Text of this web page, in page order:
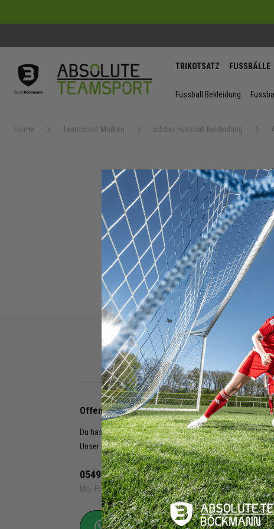
TRIKOTSATZ FUSSBÄLLE
Fussball Bekleidung
Home Teamsport Marken adidas Fussball Bekleidung
Wir können keine
Rechnung Kreditkarte
Offenes Ohr & Beratung
Du hast Fragen zu eurer Ausstattung?
Unser Kundenservice hilft dir gerne weiter:
05494 9888 0
Mo.-Fr. 08.00 - 17.00 erreichbar
Beratung per WhatsApp